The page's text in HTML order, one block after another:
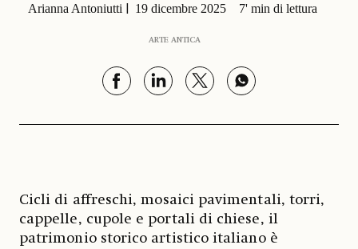
Arianna Antoniutti 19 dicembre 2025 7' min di lettura
ARTE ANTICA
Cicli di affreschi, mosaici pavimentali, torri,
cappelle, cupole e portali di chiese, il
patrimonio storico artistico italiano è